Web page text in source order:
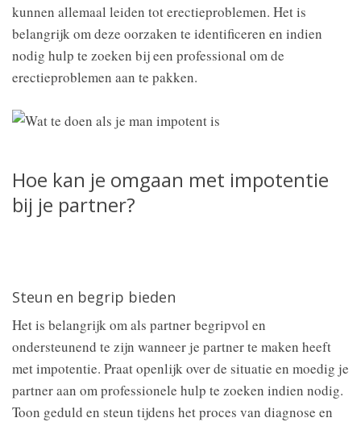
kunnen allemaal leiden tot erectieproblemen. Het is
belangrijk om deze oorzaken te identificeren en indien
nodig hulp te zoeken bij een professional om de
erectieproblemen aan te pakken.
Hoe kan je omgaan met impotentie
bij je partner?
Steun en begrip bieden
Het is belangrijk om als partner begripvol en
ondersteunend te zijn wanneer je partner te maken heeft
met impotentie. Praat openlijk over de situatie en moedig je
partner aan om professionele hulp te zoeken indien nodig.
Toon geduld en steun tijdens het proces van diagnose en